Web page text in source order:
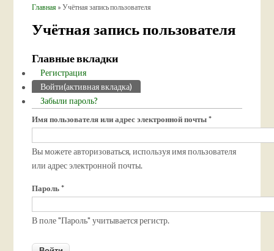
Главная » Учётная запись пользователя
Учётная запись пользователя
Главные вкладки
Регистрация
Войти(активная вкладка)
Забыли пароль?
Имя пользователя или адрес электронной почты*
Вы можете авторизоваться, используя имя пользователя
или адрес электронной почты.
Пароль*
В поле "Пароль" учитывается регистр.